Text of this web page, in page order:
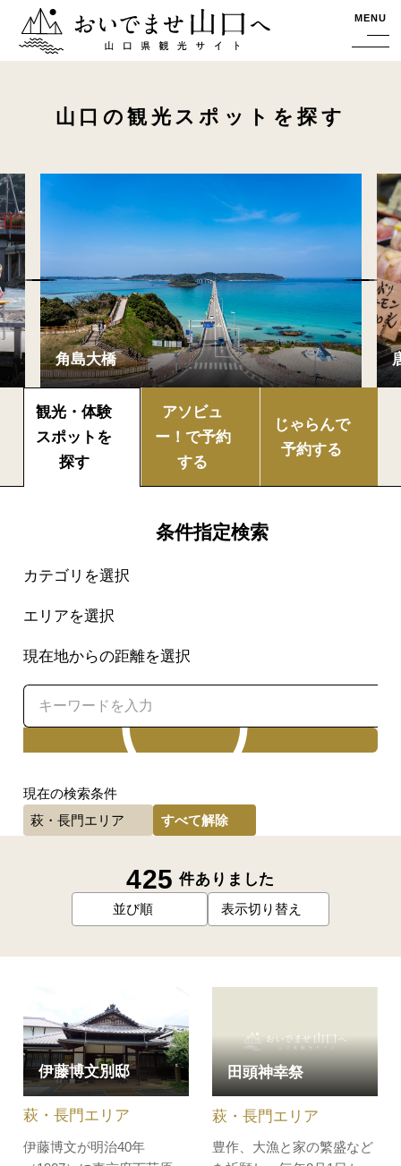
おいでませ山口へー山口県観光サイト MENU
山口の観光スポットを探す
観光・体験
スポットを
探す
アソビュ
ー！で予約
する
じゃらんで
予約する
条件指定検索
カテゴリを選択
エリアを選択
現在地からの距離を選択
現在の検索条件
萩・長門エリア
すべて解除
425 件ありました
並び順 表示切り替え
伊藤博文別邸
伊藤博文が明治40年
萩・長門エリア
田頭神幸祭
豊作、大漁と家の繁盛など
萩・長門エリア